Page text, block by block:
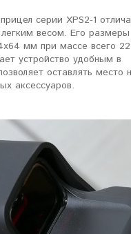
серии XPS2-1
весом. Его размеры
мм при массе всего
устройство удобным в
оставлять место
аксессуаров.